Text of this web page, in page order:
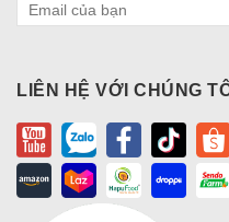
LIÊN HỆ VỚI CHÚNG